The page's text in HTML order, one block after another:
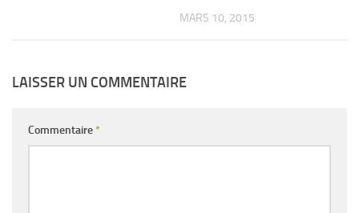
MARS 10, 2015
LAISSER UN COMMENTAIRE
Commentaire*